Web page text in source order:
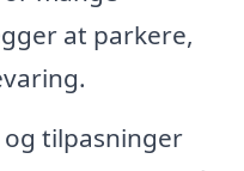
at parkere,
og tilpasninger